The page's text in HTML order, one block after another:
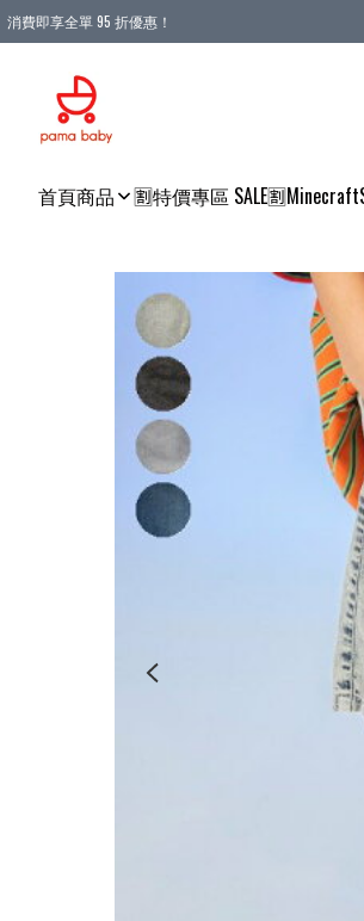
消費即享全單 95 折優惠！
首頁商品 🈹特價專區 SALE🈹Minecraft